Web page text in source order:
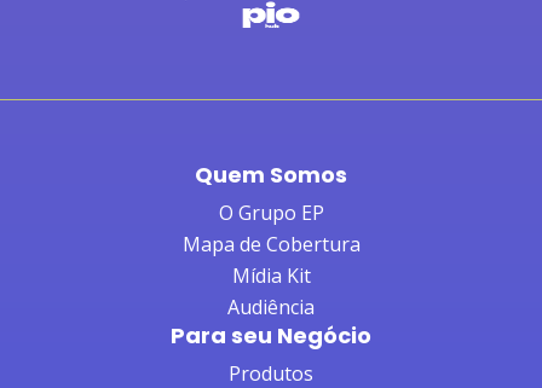
Quem Somos
O Grupo EP
Mapa de Cobertura
Mídia Kit
Audiência
Para seu Negócio
Produtos